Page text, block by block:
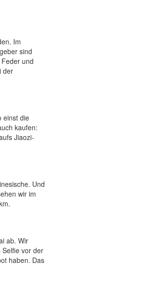
Im
sind
und
der
einst die
kaufen:
Jiaozi-
Und
wir im
ab. Wir
vor der
haben. Das